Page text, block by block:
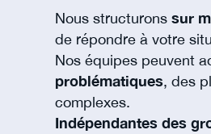
Nous structurons sur
de répondre à votre
Nos équipes peuvent
problématiques, des
complexes.
Indépendantes des